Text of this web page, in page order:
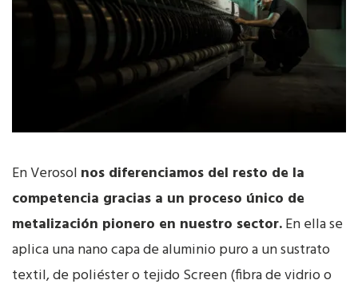
En Verosol nos diferenciamos del resto de la
competencia gracias a un proceso único de
metalización pionero en nuestro sector.En ella se
aplica una nano capa de aluminio puro a un sustrato
textil, de poliéster o tejido Screen (fibra de vidrio o